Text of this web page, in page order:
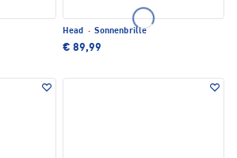
Head · Sonnenbrille
€ 89,99